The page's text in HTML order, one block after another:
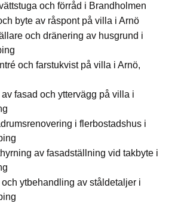
och förråd i Brandholmen
byte av råspont på villa i Arnö
och dränering av husgrund i
och farstukvist på villa i Arnö,
fasad och yttervägg på villa i
i flerbostadshus i
av fasadställning vid takbyte i
och ytbehandling av ståldetaljer i